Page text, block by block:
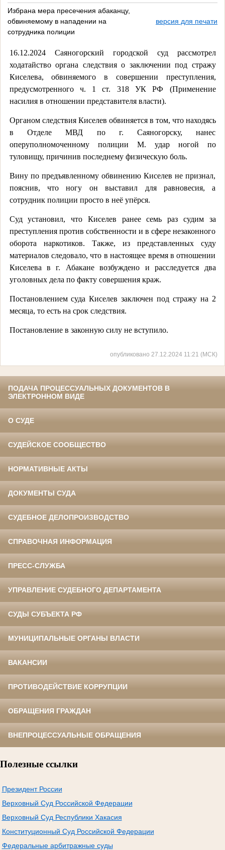
Избрана мера пресечения абаканцу,
обвиняемому в нападении на
сотрудника полиции
версия для печати
16.12.2024 Саяногорский городской суд рассмотрел
ходатайство органа следствия о заключении под стражу
Киселева, обвиняемого в совершении преступления,
предусмотренного ч. 1 ст. 318 УК РФ (Применение
насилия в отношении представителя власти).
Органом следствия Киселев обвиняется в том, что находясь
в Отделе МВД по г. Саяногорску, нанес
оперуполномоченному полиции М. удар ногой по
туловищу, причинив последнему физическую боль.
Вину по предъявленному обвинению Киселев не признал,
пояснив, что ногу он выставил для равновесия, а
сотрудник полиции просто в неё упёрся.
Суд установил, что Киселев ранее семь раз судим за
преступления против собственности и в сфере незаконного
оборота наркотиков. Также, из представленных суду
материалов следовало, что в настоящее время в отношении
Киселева в г. Абакане возбуждено и расследуется два
уголовных дела по факту совершения краж.
Постановлением суда Киселев заключен под стражу на 2
месяца, то есть на срок следствия.
Постановление в законную силу не вступило.
опубликовано 27.12.2024 11:21 (МСК)
ПОДАЧА ПРОЦЕССУАЛЬНЫХ ДОКУМЕНТОВ В
ЭЛЕКТРОННОМ ВИДЕ
О СУДЕ
СУДЕЙСКОЕ СООБЩЕСТВО
НОРМАТИВНЫЕ АКТЫ
ДОКУМЕНТЫ СУДА
СУДЕБНОЕ ДЕЛОПРОИЗВОДСТВО
СПРАВОЧНАЯ ИНФОРМАЦИЯ
ПРЕСС-СЛУЖБА
УПРАВЛЕНИЕ СУДЕБНОГО ДЕПАРТАМЕНТА
СУДЫ СУБЪЕКТА РФ
МУНИЦИПАЛЬНЫЕ ОРГАНЫ ВЛАСТИ
ВАКАНСИИ
ПРОТИВОДЕЙСТВИЕ КОРРУПЦИИ
ОБРАЩЕНИЯ ГРАЖДАН
ВНЕПРОЦЕССУАЛЬНЫЕ ОБРАЩЕНИЯ
Полезные ссылки
Президент России
Верховный Суд Российской Федерации
Верховный Суд Республики Хакасия
Конституционный Суд Российской Федерации
Федеральные арбитражные суды